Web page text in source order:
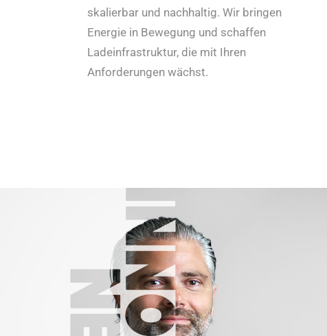
skalierbar und nachhaltig. Wir bringen
Energie in Bewegung und schaffen
Ladeinfrastruktur, die mit Ihren
Anforderungen wächst.